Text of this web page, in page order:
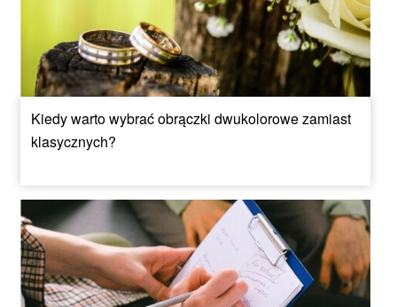
Kiedy warto wybrać obrączki dwukolorowe zamiast
klasycznych?